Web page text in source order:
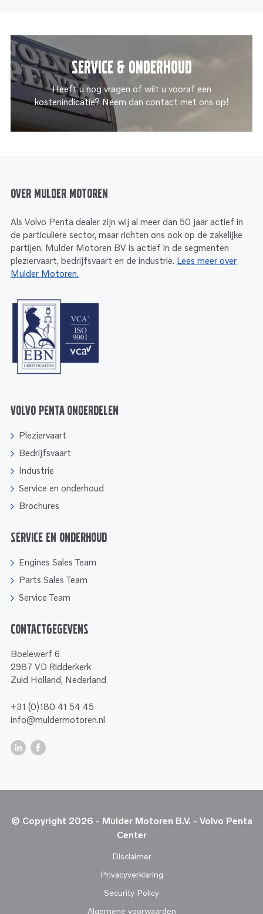
Service & onderhoud
Heeft u nog vragen of wilt u vooraf een
kostenindicatie? Neem dan contact met ons op!
Over Mulder Motoren
Als Volvo Penta dealer zijn wij al meer dan 50 jaar actief in
de particuliere sector, maar richten ons ook op de zakelijke
partijen. Mulder Motoren BV is actief in de segmenten
pleziervaart, bedrijfsvaart en de industrie. Lees meer over
Mulder Motoren.
Volvo Penta onderdelen
Pleziervaart
Bedrijfsvaart
Industrie
Service en onderhoud
Brochures
Service en onderhoud
Engines Sales Team
Parts Sales Team
Service Team
Contactgegevens
Boelewerf 6
2987 VD Ridderkerk
Zuid Holland, Nederland
+31 (0)180 41 54 45
info@muldermotoren.nl
© Copyright 2026 - Mulder Motoren B.V. - Volvo Penta
Center
Disclaimer
Privacyverklaring
Security Policy
Algemene voorwaarden